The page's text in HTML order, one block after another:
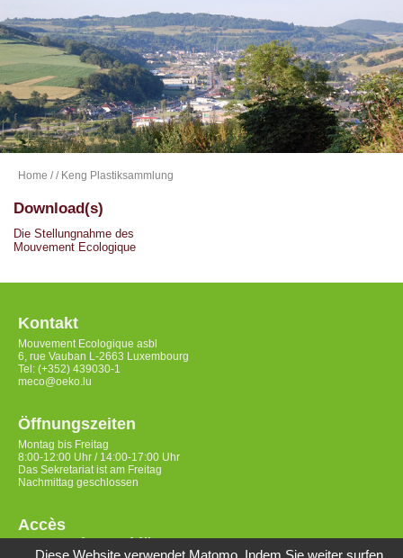
Home // Keng Plastiksammlung
Download(s)
Die Stellungnahme des
Mouvement Ecologique
Kontakt
Mouvement Ecologique asbl
6, rue Vauban L-2663 Luxembourg
Tel: (+352) 439030-1
meco@oeko.lu
Öffnungszeiten
Montag bis Freitag
8:00-12:00 Uhr / 14:00-17:00 Uhr
Das Sekretariat ist am Freitag
Nachmittag geschlossen
Accès
Datenschutzerklärung
Diese Website verwendet Matomo. Indem Sie weiter surfen,